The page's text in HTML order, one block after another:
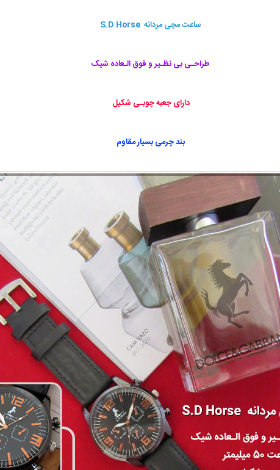
ساعت مچی مردانه S.D Horse
طراحـی بی نظـیر و فوق الـعاده شیک
دارای جعبه چوبـی شکیل
بند چرمی بسیار مقاوم